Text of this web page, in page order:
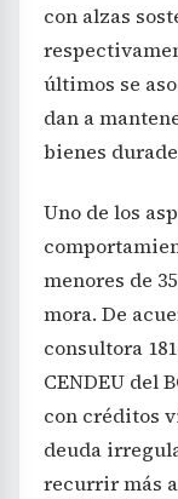
con alzas
últimos se
dan a
bienes
Uno de los
menores de
mora. De
consultora
CENDEU del
con créditos
deuda
recurrir más